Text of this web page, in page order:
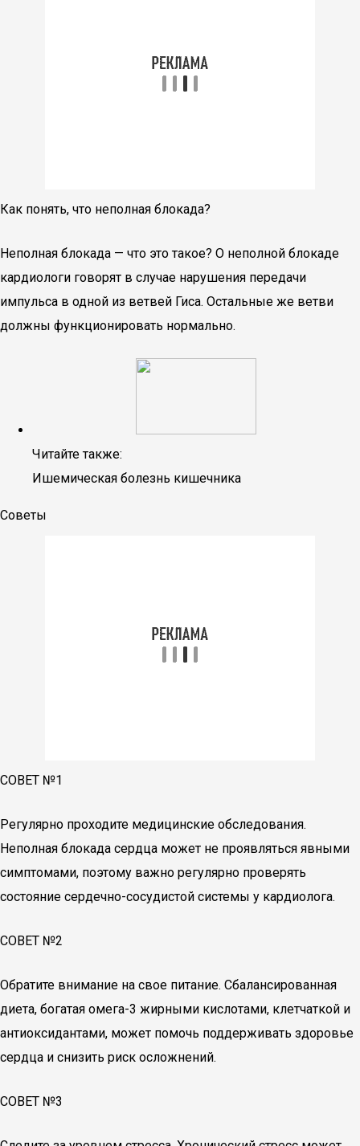
Как понять, что неполная блокада?
Неполная блокада — что это такое? О неполной блокаде
кардиологи говорят в случае нарушения передачи
импульса в одной из ветвей Гиса. Остальные же ветви
должны функционировать нормально.
Читайте также:
Ишемическая болезнь кишечника
Советы
СОВЕТ №1
Регулярно проходите медицинские обследования.
Неполная блокада сердца может не проявляться явными
симптомами, поэтому важно регулярно проверять
состояние сердечно-сосудистой системы у кардиолога.
СОВЕТ №2
Обратите внимание на свое питание. Сбалансированная
диета, богатая омега-3 жирными кислотами, клетчаткой и
антиоксидантами, может помочь поддерживать здоровье
сердца и снизить риск осложнений.
СОВЕТ №3